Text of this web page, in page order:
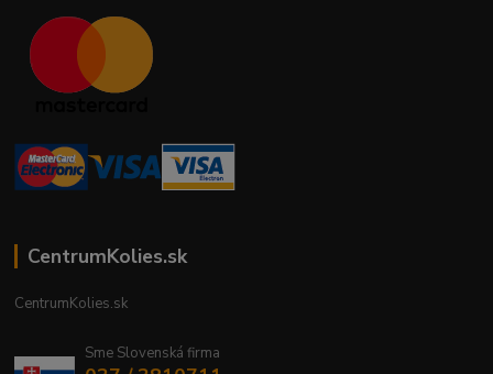
CentrumKolies.sk
CentrumKolies.sk
Sme Slovenská firma